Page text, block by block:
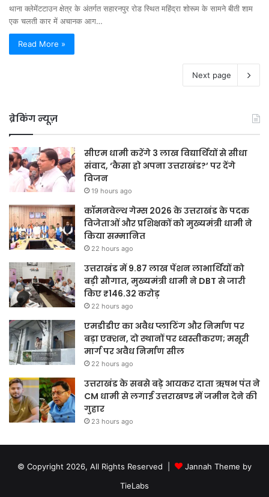
थाना क्लेमेंटटाउन क्षेत्र के अंतर्गत सहारनपुर रोड स्थित महिंद्रा शोरूम के सामने बीती शाम
एक चलती कार में अचानक आग…
Read More »
Next page
ब्रेकिंग न्यूज़
सीएम धामी करेंगे 3 लाख विद्यार्थियों से सीधा
संवाद, ‘कैसा हो अपना उत्तराखंड?’ पर देंगे
विजन
19 hours ago
कॉमनवेल्थ गेम्स 2026 के उत्तराखंड के पदक
विजेताओं और प्रशिक्षकों को मुख्यमंत्री धामी ने
किया सम्मानित
22 hours ago
उत्तराखंड में 9.87 लाख पेंशन लाभार्थियों को
बड़ी सौगात, मुख्यमंत्री धामी ने DBT से जारी
किए ₹146.32 करोड़
22 hours ago
एमडीडीए का अवैध प्लाटिंग और निर्माण पर
बड़ा एक्शन, दो स्थानों पर ध्वस्तीकरण; मसूरी
मार्ग पर अवैध निर्माण सील
22 hours ago
उत्तराखंड के सबसे बड़े आयकर दाता ऋषभ पंत ने
CM धामी से लगाई उत्तराखण्ड में जमीन देने की
गुहार
23 hours ago
© Copyright 2026, All Rights Reserved |
Jannah Theme by
TieLabs